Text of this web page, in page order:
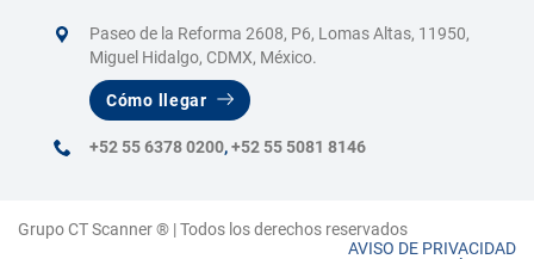
Paseo de la Reforma 2608, P6, Lomas Altas, 11950,
Miguel Hidalgo, CDMX, México.
Cómo llegar
+52 55 6378 0200,+52 55 5081 8146
Grupo CT Scanner ® | Todos los derechos reservados
AVISO DE PRIVACIDAD